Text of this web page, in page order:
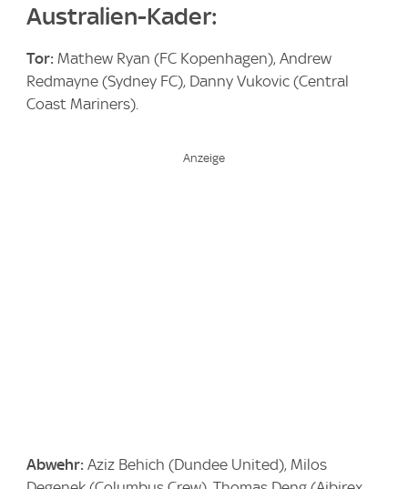
Australien-Kader:
Tor: Mathew Ryan (FC Kopenhagen), Andrew
Redmayne (Sydney FC), Danny Vukovic (Central
Coast Mariners).
Abwehr: Aziz Behich (Dundee United), Milos